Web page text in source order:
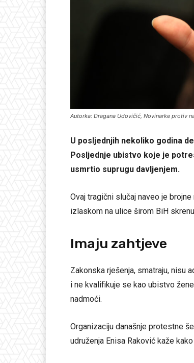
Autorka: Dragana Udovičić, Novinarke protiv
U posljednjih nekoliko godina
Posljednje ubistvo koje je
usmrtio suprugu davljenjem.
Ovaj tragični slučaj naveo je
izlaskom na ulice širom BiH
Imaju zahtjeve
Zakonska rješenja, smatraju, nisu
i ne kvalifikuje se kao ubistvo
nadmoći.
Organizaciju današnje protestne
udruženja Enisa Raković kaže